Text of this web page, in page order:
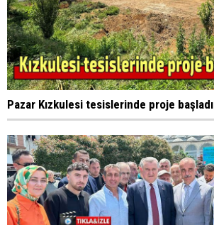
Pazar Kızkulesi tesislerinde proje başladı